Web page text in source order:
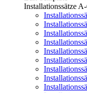
Installationssätze